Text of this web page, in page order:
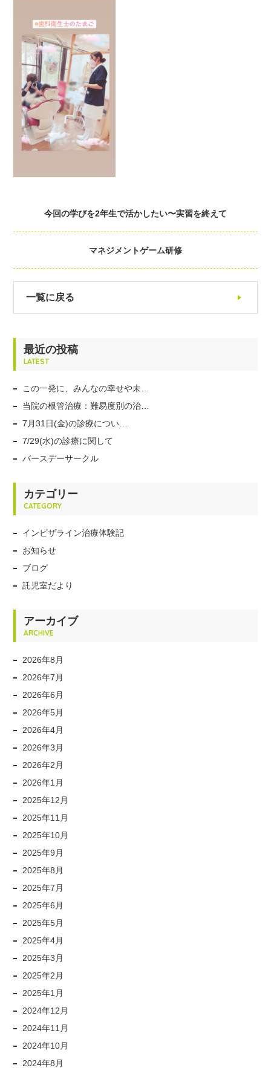
今回の学びを2年生で活かしたい〜実習を終えて
マネジメントゲーム研修
一覧に戻る
最近の投稿
LATEST
この一発に、みんなの幸せや未…
当院の根管治療：難易度別の治…
7月31日(金)の診療につい…
7/29(水)の診療に関して
バースデーサークル
カテゴリー
CATEGORY
インビザライン治療体験記
お知らせ
ブログ
託児室だより
アーカイブ
ARCHIVE
2026年8月
2026年7月
2026年6月
2026年5月
2026年4月
2026年3月
2026年2月
2026年1月
2025年12月
2025年11月
2025年10月
2025年9月
2025年8月
2025年7月
2025年6月
2025年5月
2025年4月
2025年3月
2025年2月
2025年1月
2024年12月
2024年11月
2024年10月
2024年8月